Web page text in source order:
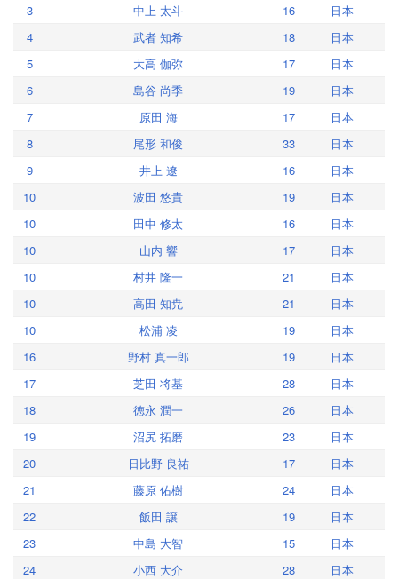
3
中上 太斗 16
日本
4
武者 知希 18
日本
5
大高 伽弥 17
日本
6
島谷 尚季 19
日本
7
原田 海 17
日本
8
尾形 和俊 33
日本
9
井上 遼 16
日本
10
波田 悠貴 19
日本
10
田中 修太 16
日本
10
山内 響 17
日本
10
村井 隆一 21
日本
10
高田 知尭 21
日本
10
松浦 凌 19
日本
16
野村 真一郎 19
日本
17
芝田 将基 28
日本
18
徳永 潤一 26
日本
19
沼尻 拓磨 23
日本
20
日比野 良祐 17
日本
21
藤原 佑樹 24
日本
22
飯田 譲 19
日本
23
中島 大智 15
日本
24
小西 大介 28
日本